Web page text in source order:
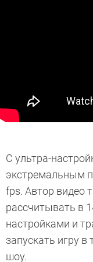
С ультра-
экстремальным
fps. Автор видео
рассчитывать в
настройками и
запускать игру в
шоу.